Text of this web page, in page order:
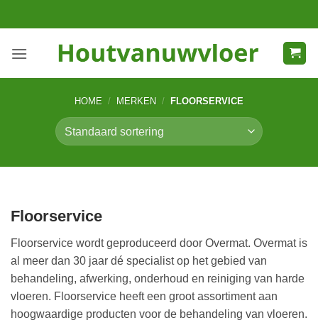
naar
HOME / MERKEN / FLOORSERVICE
Floorservice
Floorservice wordt geproduceerd door Overmat. Overmat is
al meer dan 30 jaar dé specialist op het gebied van
behandeling, afwerking, onderhoud en reiniging van harde
vloeren. Floorservice heeft een groot assortiment aan
hoogwaardige producten voor de behandeling van vloeren.